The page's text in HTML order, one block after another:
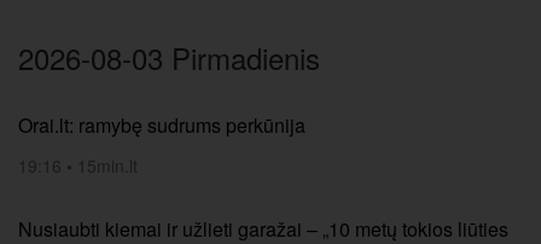
2026-08-03 Pirmadienis
Orai.lt: ramybę sudrums perkūnija
19:16 • 15min.lt
Nusiaubti kiemai ir užlieti garažai – „10 metų tokios liūties